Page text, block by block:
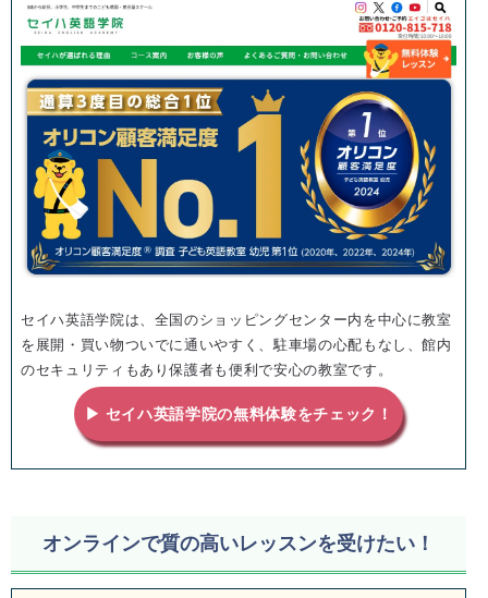
セイハ英語学院は、全国のショッピングセンター内を中心に教室
を展開・買い物ついでに通いやすく、駐車場の心配もなし、館内
のセキュリティもあり保護者も便利で安心の教室です。
▶ セイハ英語学院の無料体験をチェック！
オンラインで質の高いレッスンを受けたい！